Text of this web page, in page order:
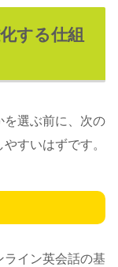
する仕組
を選ぶ前に、次の
すいはずです。
イン英会話の基